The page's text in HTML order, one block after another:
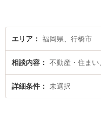
エリア 福岡県、行橋市
相談内容
詳細条件 未選択